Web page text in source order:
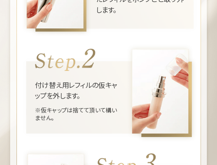
します。
付け替え用レフィルの仮キャ
ップを外します。
※仮キャップは捨てて頂いて構い
ません。